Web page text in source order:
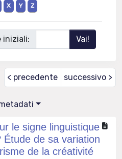
X Y Z
iniziali:
< precedente successivo >
le signe linguistique
de sa variation
de la créativité